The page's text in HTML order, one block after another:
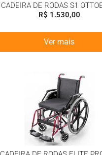
CADEIRA DE RODAS S1
R$ 1.530,00
Ver mais